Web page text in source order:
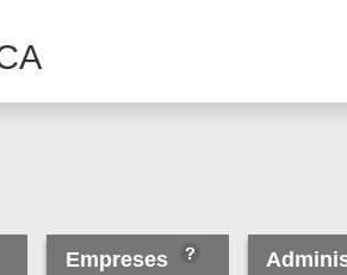
Empreses